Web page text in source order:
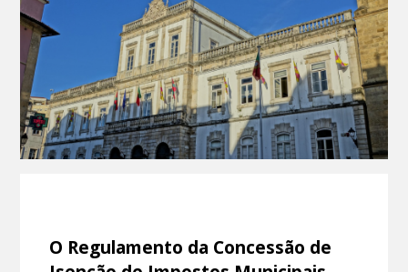
O Regulamento da Concessão de